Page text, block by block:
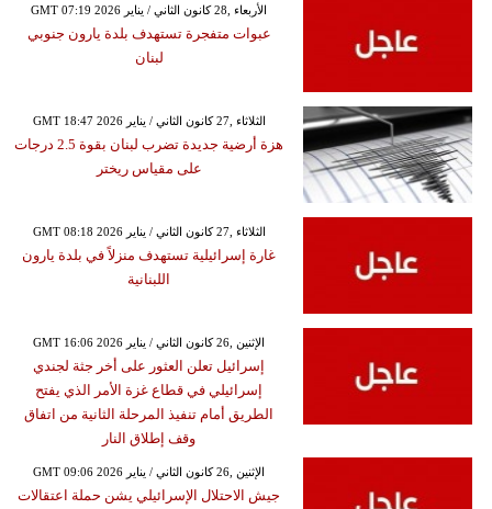
GMT 07:19 2026 الأربعاء ,28 كانون الثاني / يناير
عبوات متفجرة تستهدف بلدة يارون جنوبي
لبنان
GMT 18:47 2026 الثلاثاء ,27 كانون الثاني / يناير
هزة أرضية جديدة تضرب لبنان بقوة 2.5 درجات
على مقياس ريختر
GMT 08:18 2026 الثلاثاء ,27 كانون الثاني / يناير
غارة إسرائيلية تستهدف منزلاً في بلدة يارون
اللبنانية
GMT 16:06 2026 الإثنين ,26 كانون الثاني / يناير
إسرائيل تعلن العثور على أخر جثة لجندي
إسرائيلي في قطاع غزة الأمر الذي يفتح
الطريق أمام تنفيذ المرحلة الثانية من اتفاق
وقف إطلاق النار
GMT 09:06 2026 الإثنين ,26 كانون الثاني / يناير
جيش الاحتلال الإسرائيلي يشن حملة اعتقالات